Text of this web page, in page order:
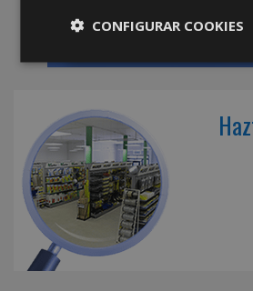
CONFIGURAR COOKIES